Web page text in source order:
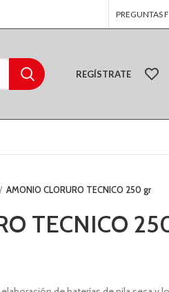
PREGUNTAS
REGÍSTRATE
AMONIO CLORURO TECNICO 250 gr
TECNICO